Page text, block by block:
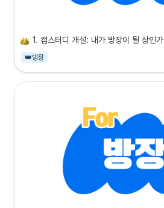
1. 캠스터디 개설: 내가 방장이 될 상인가
👑방장